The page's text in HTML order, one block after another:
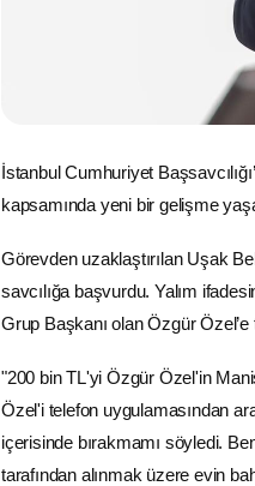
İstanbulCumhuriyet
kapsamında yeni bir gelişme
Görevden uzaklaştırılan Uşak
savcılığa başvurdu. Yalım
Grup Başkanı olan Özgür
"200 bin TL'yi Özgür Özel'in
Özel'i telefon uygulamasından
içerisinde bırakmamı söyledi.
tarafından alınmak üzere evin